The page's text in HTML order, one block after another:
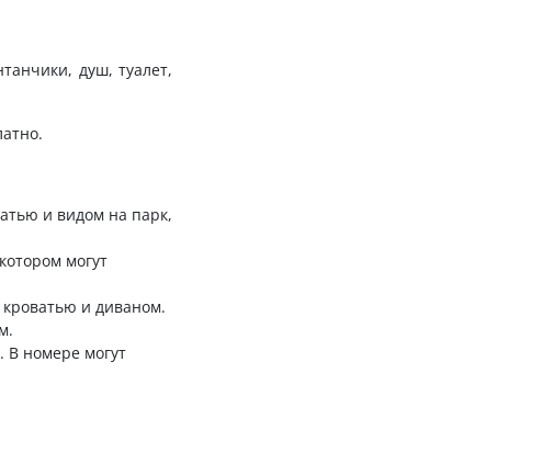
душ, туалет,
и видом на парк,
могут
и диваном.
В номере могут